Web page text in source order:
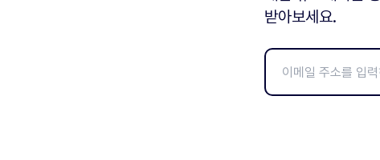
받아보세요.